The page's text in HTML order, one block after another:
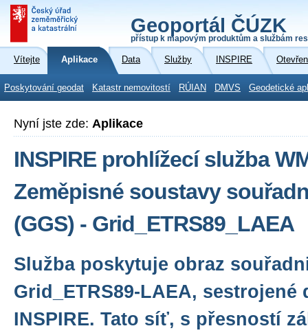
Geoportál ČÚZK
přístup k mapovým produktům a službám
Vítejte Aplikace Data Služby INSPIRE
Poskytování geodat Katastr nemovitostí RÚIAN DMVS Geodetické
Nyní jste zde: Aplikace
INSPIRE prohlížecí služba
Zeměpisné soustavy
(GGS) - Grid_ETRS89_LAEA
Služba poskytuje obraz
Grid_ETRS89-LAEA,
INSPIRE. Tato síť, s přesností